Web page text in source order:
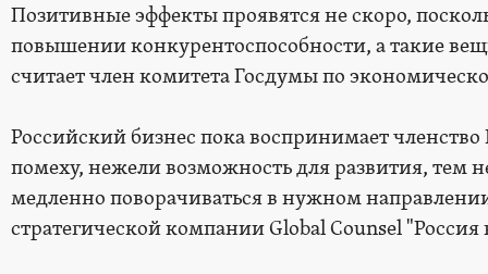
Позитивные эффекты проявятся не скоро,
повышении конкурентоспособности, а такие
считает член комитета Госдумы по
Российский бизнес пока воспринимает
помеху, нежели возможность для развития, тем
медленно поворачиваться в нужном
стратегической компании Global Counsel "Россия